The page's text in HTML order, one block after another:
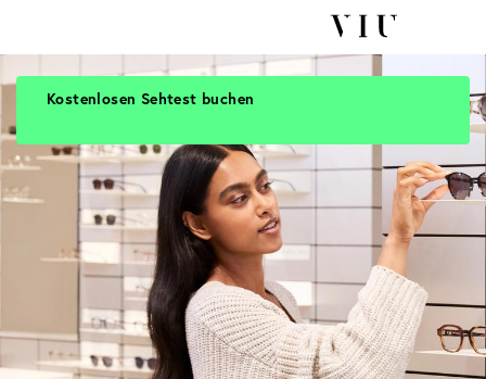
Kostenlosen Sehtest buchen